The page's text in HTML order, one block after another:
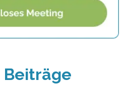
Beiträge